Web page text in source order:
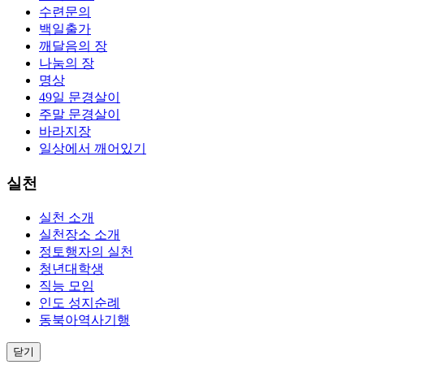
수련문의
백일출가
깨달음의 장
나눔의 장
명상
49일 문경살이
주말 문경살이
바라지장
일상에서 깨어있기
실천
실천 소개
실천장소 소개
정토행자의 실천
청년대학생
직능 모임
인도 성지순례
동북아역사기행
닫기